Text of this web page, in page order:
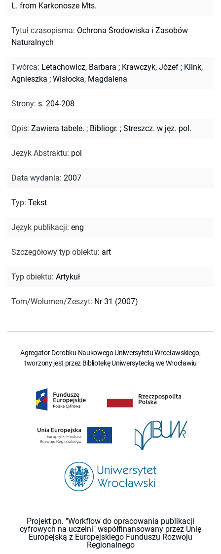
L. from Karkonosze Mts.
Tytuł czasopisma: Ochrona Środowiska i Zasobów
Naturalnych
Twórca: Letachowicz, Barbara ; Krawczyk, Józef ; Klink,
Agnieszka ; Wisłocka, Magdalena
Strony: s. 204-208
Opis: Zawiera tabele. ; Bibliogr. ; Streszcz. w jęz. pol.
Język Abstraktu: pol
Data wydania: 2007
Typ: Tekst
Język publikacji: eng
Szczegółowy typ obiektu: art
Typ obiektu: Artykuł
Tom/Wolumen/Zeszyt: Nr 31 (2007)
Agregator Dorobku Naukowego Uniwersytetu Wrocławskiego,
tworzony jest przez Bibliotekę Uniwersytecką we Wrocławiu
Projekt pn. "Workflow do opracowania publikacji
cyfrowych na uczelni" współfinansowany przez Unię
Europejską z Europejskiego Funduszu Rozwoju
Regionalnego